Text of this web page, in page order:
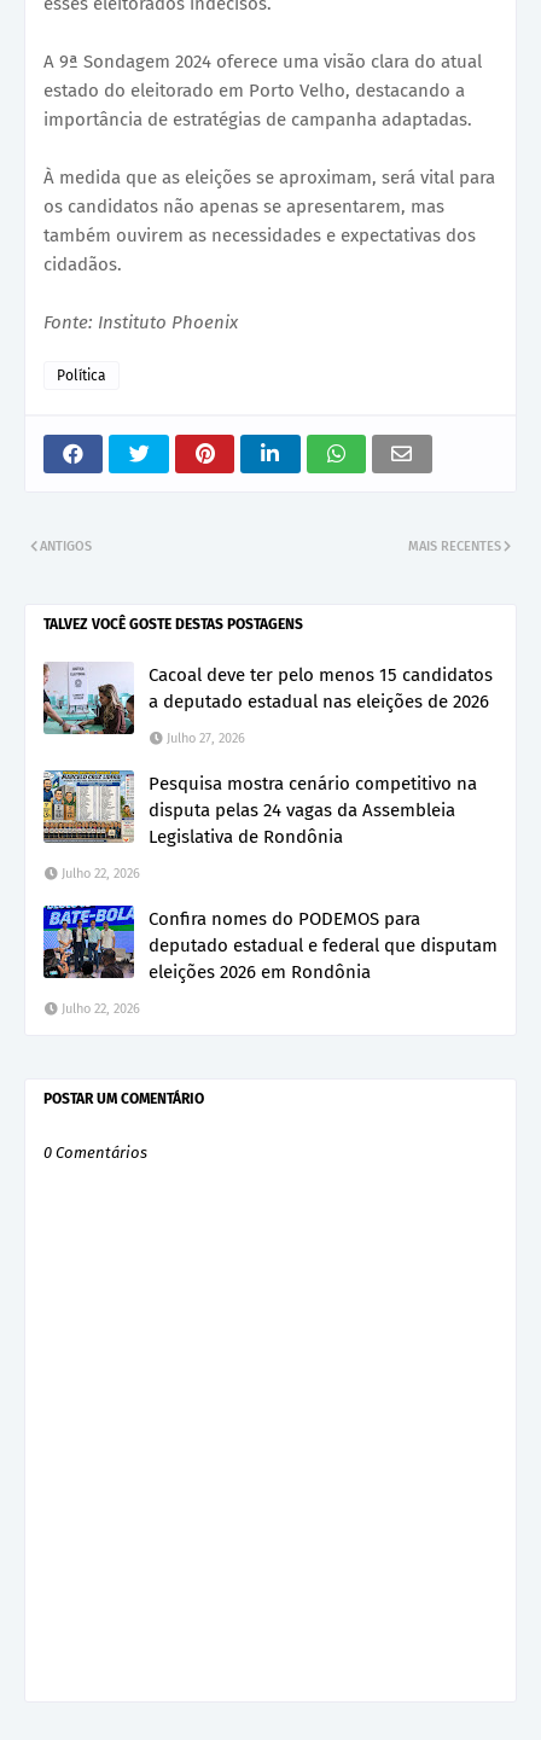
A 9ª Sondagem 2024 oferece uma visão clara do atual
estado do eleitorado em Porto Velho, destacando a
importância de estratégias de campanha adaptadas.
À medida que as eleições se aproximam, será vital para
os candidatos não apenas se apresentarem, mas
também ouvirem as necessidades e expectativas dos
cidadãos.
Fonte: Instituto Phoenix
Política
MAIS RECENTES
ANTIGOS
TALVEZ VOCÊ GOSTE DESTAS POSTAGENS
Cacoal deve ter pelo menos 15 candidatos
a deputado estadual nas eleições de 2026
Julho 27, 2026
Pesquisa mostra cenário competitivo na
disputa pelas 24 vagas da Assembleia
Legislativa de Rondônia
Julho 22, 2026
Confira nomes do PODEMOS para
deputado estadual e federal que disputam
eleições 2026 em Rondônia
Julho 22, 2026
POSTAR UM COMENTÁRIO
0 Comentários